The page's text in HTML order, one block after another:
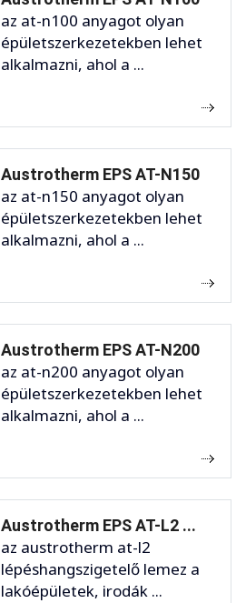
az at-n100 anyagot olyan
épületszerkezetekben lehet
alkalmazni, ahol a ...
Austrotherm EPS AT-N150
az at-n150 anyagot olyan
épületszerkezetekben lehet
alkalmazni, ahol a ...
Austrotherm EPS AT-N200
az at-n200 anyagot olyan
épületszerkezetekben lehet
alkalmazni, ahol a ...
Austrotherm EPS AT-L2 ...
az austrotherm at-l2
lépéshangszigetelő lemez a
lakóépületek, irodák ...